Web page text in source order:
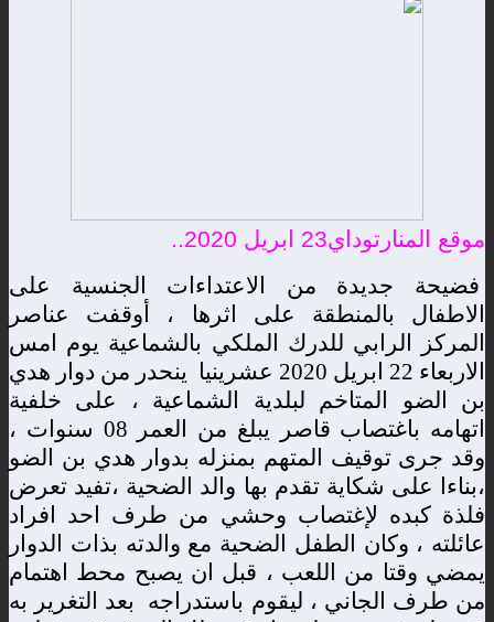
موقع المنارتوداي23 ابريل 2020..
فضيحة جديدة من الاعتداءات الجنسية على
الاطفال بالمنطقة على اثرها ،
أوقفت
عناصر
المركز
الرابي للدرك الملكي بالشماعية يوم
امس
الاربعاء
ابريل عشرينيا ينحدر من دوار هدي
بن
الضو المتاخم لبلدية الشماعية ، على خلفية
اتهامه باغتصاب قاصر يبلغ من العمر سنوات ،
وقد جرى توقيف المتهم بمنزله بدوار هدي بن
الضو
،بناءا
على شكاية تقدم بها والد الضحية ،تفيد تعرض
فلذة كبده لإغتصاب وحشي من طرف احد
افراد
عائلته ، وكان الطفل الضحية مع والدته بذات
الدوار
يمضي وقتا من اللعب ، قبل ان يصبح محط
اهتمام
من طرف الجاني ، ليقوم باستدراجه بعد التغرير به